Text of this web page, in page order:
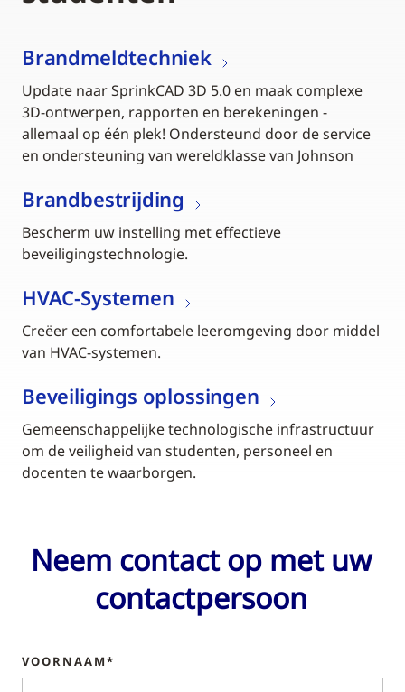
Brandmeldtechniek
Update naar SprinkCAD 3D 5.0 en maak complexe
3D-ontwerpen, rapporten en berekeningen -
allemaal op één plek! Ondersteund door de service
en ondersteuning van wereldklasse van Johnson
Brandbestrijding
Bescherm uw instelling met effectieve
beveiligingstechnologie.
HVAC-Systemen
Creëer een comfortabele leeromgeving door middel
van HVAC-systemen.
Beveiligings oplossingen
Gemeenschappelijke technologische infrastructuur
om de veiligheid van studenten, personeel en
docenten te waarborgen.
Neem contact op met uw
contactpersoon
VOORNAAM*